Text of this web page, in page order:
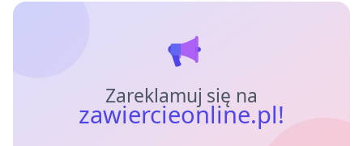
Zareklamuj się na
zawiercieonline.pl!